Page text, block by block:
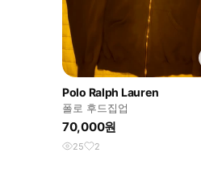
Polo Ralph Lauren
폴로 후드집업
70,000원
25 2